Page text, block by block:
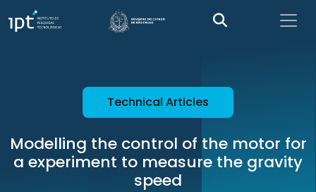
Technical Articles
Modelling the control of the motor for
a experiment to measure the gravity
speed